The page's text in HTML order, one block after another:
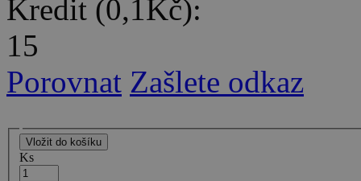
Kredit (0,1Kč):
15
Porovnat Zašlete odkaz
Ks